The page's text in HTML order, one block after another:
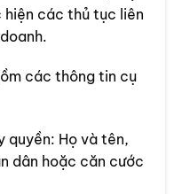
các thủ tục liên
các thông tin cụ
quyền: Họ và tên,
dân hoặc căn cước